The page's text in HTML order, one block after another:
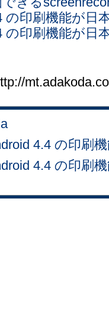
の印刷機能が日
の印刷機能が日
4.4 の印刷
4.4 の印刷